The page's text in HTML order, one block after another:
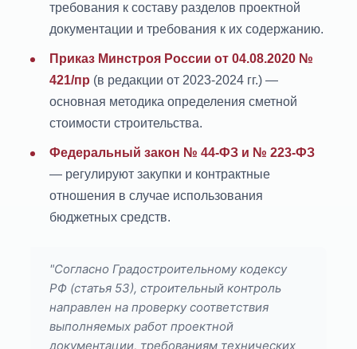
требования к составу разделов проектной
документации и требования к их содержанию.
Приказ Минстроя России от 04.08.2020 №
421/пр (в редакции от 2023-2024 гг.) —
основная методика определения сметной
стоимости строительства.
Федеральный закон № 44-ФЗ и № 223-ФЗ
— регулируют закупки и контрактные
отношения в случае использования
бюджетных средств.
"Согласно Градостроительному кодексу
РФ (статья 53), строительный контроль
направлен на проверку соответствия
выполняемых работ проектной
документации, требованиям технических